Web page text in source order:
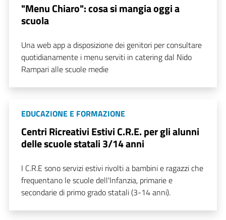
"Menu Chiaro": cosa si mangia oggi a
scuola
Una web app a disposizione dei genitori per consultare
quotidianamente i menu serviti in catering dal Nido
Rampari alle scuole medie
EDUCAZIONE E FORMAZIONE
Centri Ricreativi Estivi C.R.E. per gli alunni
delle scuole statali 3/14 anni
I C.R.E sono servizi estivi rivolti a bambini e ragazzi che
frequentano le scuole dell'Infanzia, primarie e
secondarie di primo grado statali (3-14 anni).